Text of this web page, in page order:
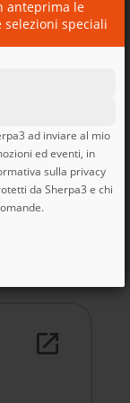
anteprima le
speciali
ad inviare al mio
ed eventi, in
sulla privacy
da Sherpa3 e chi